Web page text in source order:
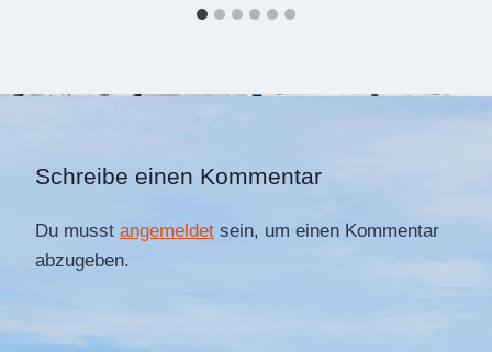
Schreibe einen Kommentar
Du musst angemeldet sein, um einen Kommentar
abzugeben.